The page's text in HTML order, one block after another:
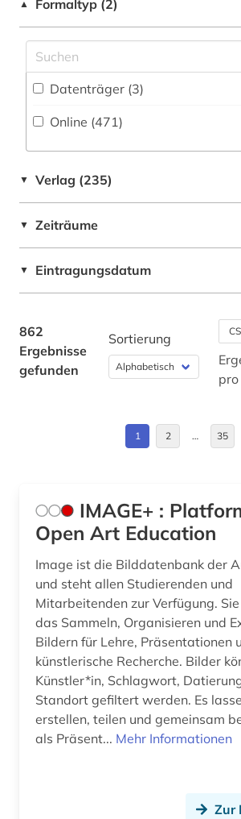
anleitung (2)
anna (1)
anthropologie (3)
antiheld (1)
antike religionen (1)
antikensammlung (1)
antonio (1)
aquarell (3)
arabisch (1)
arabische staaten (2)
arabistik (1)
arbeiten auf papier (2)
architekt (4)
architektin (1)
Baltikum (1)
Belgien (5)
Berlin (2)
China (4)
Deutschland (100)
Estland (1)
Großbritannien (17)
Hamburg (1)
Hessen (2)
Irland (3)
Israel (2)
Italien (20)
Japan (2)
▲ Formaltyp (2)
Datenträger (3)
Online (471)
▼ Verlag (235)
▼ Zeiträume
▼ Eintragungsdatum
862
Ergebnisse
gefunden
Sortierung
pro
1 2 … 35
IMAGE+ :
Open Art Education
Image ist die Bilddatenbank der
und steht allen Studierenden und
Mitarbeitenden zur Verfügung.
das Sammeln, Organisieren und
Bildern für Lehre, Präsentationen
künstlerische Recherche. Bilder
Künstler*in, Schlagwort,
Standort gefiltert werden. Es
erstellen, teilen und gemeinsam
als Präsent... Mehr Informationen
Zur